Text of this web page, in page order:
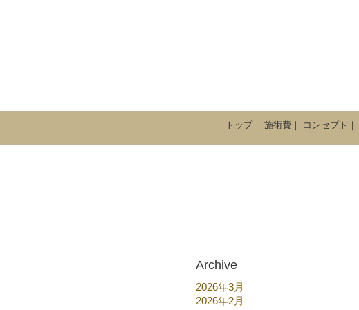
トップ｜ 施術費 ｜ コンセプト ｜
Archive
2026年3月
2026年2月